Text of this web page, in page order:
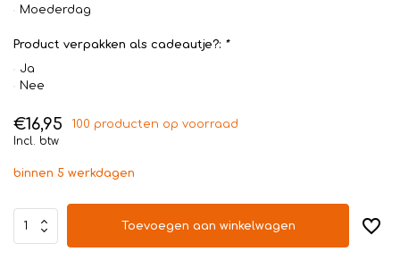
Moederdag
Product verpakken als cadeautje?: *
Ja
Nee
€16,95
100 producten op voorraad
Incl. btw
binnen 5 werkdagen
Toevoegen aan winkelwagen